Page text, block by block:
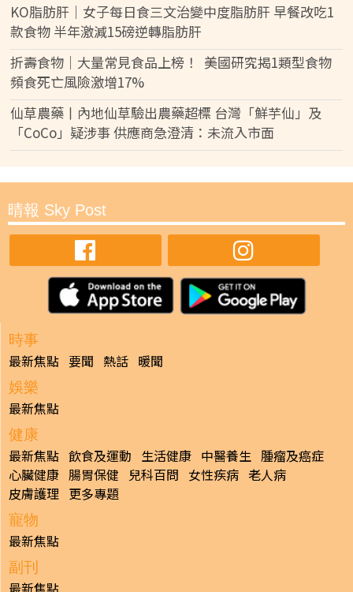
KO脂肪肝｜女子每日食三文治變中度脂肪肝 早餐改吃1
款食物 半年激減15磅逆轉脂肪肝
折壽食物｜大量常見食品上榜！ 美國研究揭1類型食物
頻食死亡風險激增17%
仙草農藥丨內地仙草驗出農藥超標 台灣「鮮芋仙」及
「CoCo」疑涉事 供應商急澄清：未流入市面
晴報 Sky Post
時事
最新焦點 要聞 熱話 暖聞
娛樂
最新焦點
健康
最新焦點 飲食及運動 生活健康 中醫養生 腫瘤及癌症
心臟健康 腸胃保健 兒科百問 女性疾病 老人病
皮膚護理 更多專題
寵物
最新焦點
副刊